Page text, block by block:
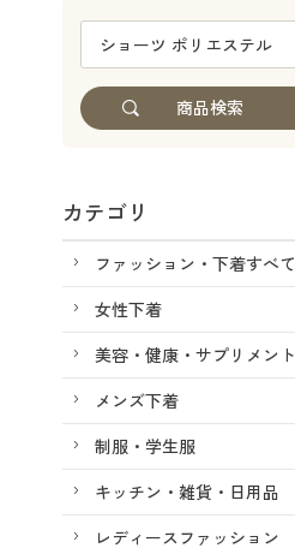
カテゴリ
ファッション・下着すべて
女性下着
美容・健康・サプリメント
メンズ下着
制服・学生服
キッチン・雑貨・日用品
レディースファッション